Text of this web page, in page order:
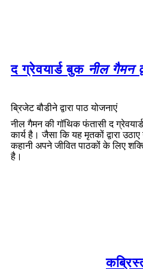
द ग्रेवयार्ड बुक नील गैमन
ब्रिजेट बौडीने द्वारा पाठ योजनाएं
नील गैमन की गॉथिक फंतासी द
कार्य है। जैसा कि यह मृतकों द्वारा
कहानी अपने जीवित पाठकों के लिए
है।